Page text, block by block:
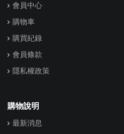
會員中心
購物車
購買紀錄
會員條款
隱私權政策
購物說明
最新消息